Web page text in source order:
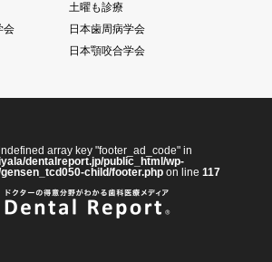
土曜も診療
会
日本歯周病学会
日本顎咬合学会
array key "footer_ad_code" in
dentalreport.jp/public_html/wp-
child/footer.php on line 117